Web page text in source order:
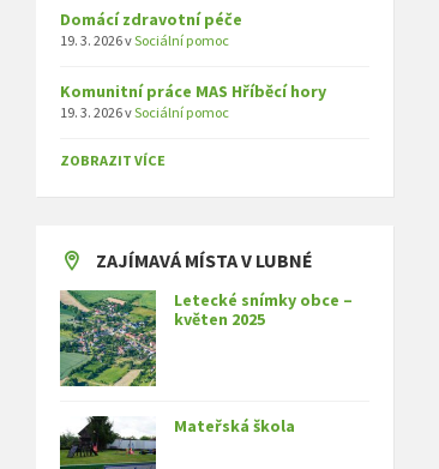
Domácí zdravotní péče
19. 3. 2026vSociální pomoc
Komunitní práce MAS Hříběcí hory
19. 3. 2026vSociální pomoc
ZOBRAZIT VÍCE
ZAJÍMAVÁ MÍSTA V LUBNÉ
Letecké snímky obce –
květen 2025
Mateřská škola